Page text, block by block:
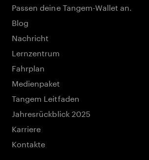
Passen deine Tangem-Wallet an.
Blog
Nachricht
Lernzentrum
Fahrplan
Medienpaket
Tangem Leitfaden
Jahresrückblick 2025
Karriere
Kontakte